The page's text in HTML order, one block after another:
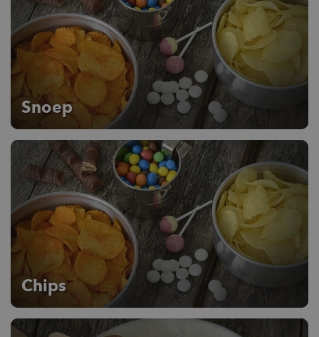
Snoep
Chips